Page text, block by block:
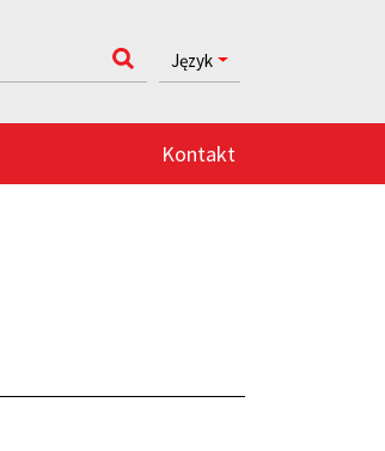
Język
Kontakt